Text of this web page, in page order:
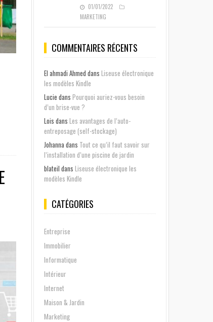
01/01/2022
MARKETING
COMMENTAIRES RÉCENTS
El ahmadi Ahmed dans Liseuse électronique
les modèles Kindle
Lucie dans Pourquoi auriez-vous besoin
d’un brise-vue ?
Lois dans Les avantages de l’auto-
entreposage (self-stockage)
Johannadans Tout ce qu’il faut savoir sur
l’installation d’une piscine de jardin
blateil dans Liseuse électronique les
modèles Kindle
CATÉGORIES
Entreprise
Immobilier
Informatique
Intérieur
Internet
Maison & Jardin
Marketing